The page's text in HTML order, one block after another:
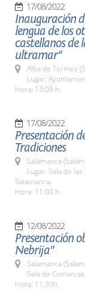
17/08/2022
Inauguración
lengua de los
castellanos de
ultramar"
Alba de Tormes
Lugar:
Hora: 13:00 h.
17/08/2022
Presentación
Tradiciones
Salamanca
Lugar: Sala de
Salamanca.
Hora: 11:00 h.
12/08/2022
Presentación
Nebrija"
Salamanca
Sala de
Hora: 11:30h.